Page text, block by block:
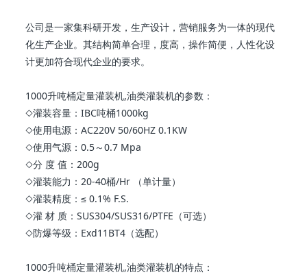
公司是一家集科研开发，生产设计，营销服务为一体的现代
化生产企业。其结构简单合理，度高，操作简便，人性化设
计更加符合现代企业的要求。
1000升吨桶定量灌装机,油类灌装机的参数：
◇灌装容量：IBC吨桶1000kg
◇使用电源：AC220V 50/60HZ 0.1KW
◇使用气源：0.5～0.7 Mpa
◇分 度 值：200g
◇灌装能力：20-40桶/Hr （单计量）
◇灌装精度：≤ 0.1% F.S.
◇灌 材 质：SUS304/SUS316/PTFE（可选）
◇防爆等级：Exd11BT4（选配）
1000升吨桶定量灌装机,油类灌装机的特点：